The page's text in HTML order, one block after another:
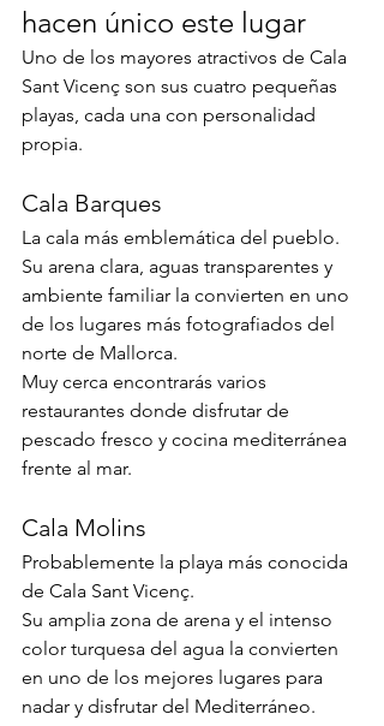
hacen único este lugar
Uno de los mayores atractivos de Cala
Sant Vicenç son sus cuatro pequeñas
playas, cada una con personalidad
propia.
Cala Barques
La cala más emblemática del pueblo.
Su arena clara, aguas transparentes y
ambiente familiar la convierten en uno
de los lugares más fotografiados del
norte de Mallorca.
Muy cerca encontrarás varios
restaurantes donde disfrutar de
pescado fresco y cocina mediterránea
frente al mar.
Cala Molins
Probablemente la playa más conocida
de Cala Sant Vicenç.
Su amplia zona de arena y el intenso
color turquesa del agua la convierten
en uno de los mejores lugares para
nadar y disfrutar del Mediterráneo.